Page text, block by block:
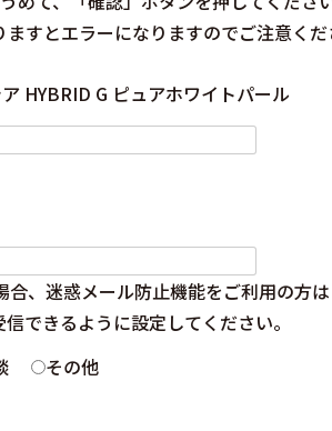
すとエラーになりますのでご注意くだ
HYBRID G ピュアホワイトパール
合、迷惑メール防止機能をご利用の方は
できるように設定してください。
その他